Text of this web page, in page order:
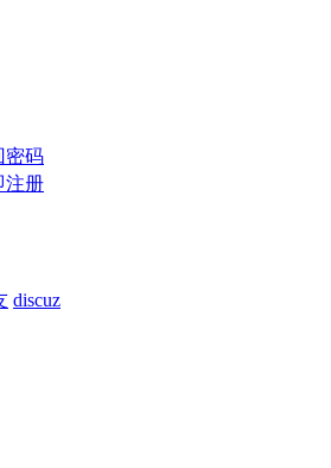
密码
注册
discuz